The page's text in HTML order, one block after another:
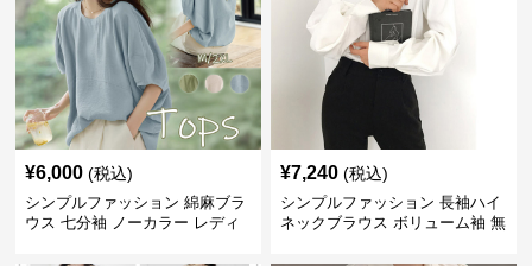
¥6,000 (税込)
シンプルファッション 綿麻ブラ
ウス 七分袖 ノーカラー レディ
¥7,240 (税込)
シンプルファッション 長袖ハイ
ネックブラウス ボリューム袖 無